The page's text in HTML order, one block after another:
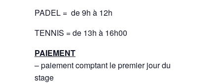
PADEL = de 9h à 12h
TENNIS = de 13h à 16h00
PAIEMENT
– paiement comptant le premier jour du
stage